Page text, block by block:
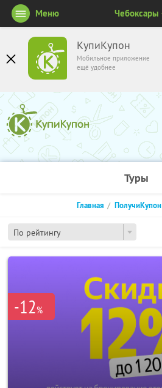
КупиКупон
Мобильное приложение
ещё удобнее
Меню Чебоксары
Туры
По рейтингу
Главная ПолучиКупон
-12%